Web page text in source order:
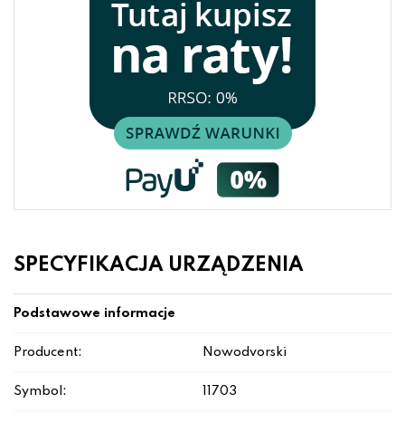
SPECYFIKACJA URZĄDZENIA
Podstawowe informacje
Producent: Nowodvorski
Symbol: 11703